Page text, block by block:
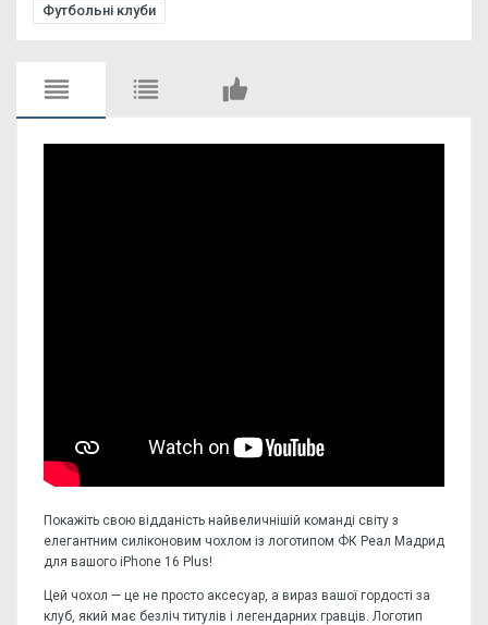
Футбольні клуби
Покажіть свою відданість найвеличнішій команді світу з
елегантним силіконовим чохлом із логотипом ФК Реал Мадрид
для вашого iPhone 16 Plus!
Цей чохол — це не просто аксесуар, а вираз вашої гордості за
клуб, який має безліч титулів і легендарних гравців. Логотип